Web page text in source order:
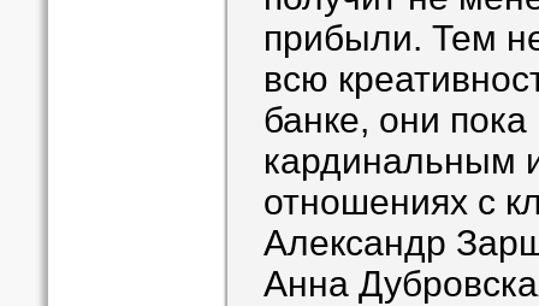
прибыли. Тем
всю
банке, они
кардинальным
отношениях с
Александр
Анна